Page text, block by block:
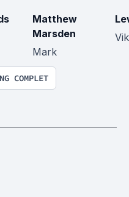
Matthew
Marsden
Mark
COMPLET